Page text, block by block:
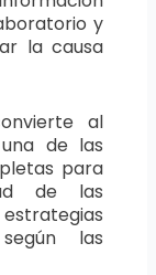
y
la causa
al
de las
para
de las
las